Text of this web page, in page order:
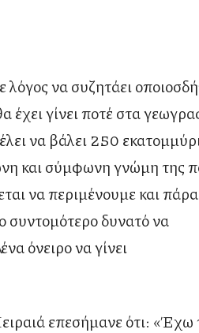
να συζητάει
έχει γίνει ποτέ στα
να βάλει 250
και σύμφωνη γνώμη της
να περιμένουμε και
συντομότερο δυνατό να
όνειρο να γίνει
επεσήμανε ότι: «Έχω